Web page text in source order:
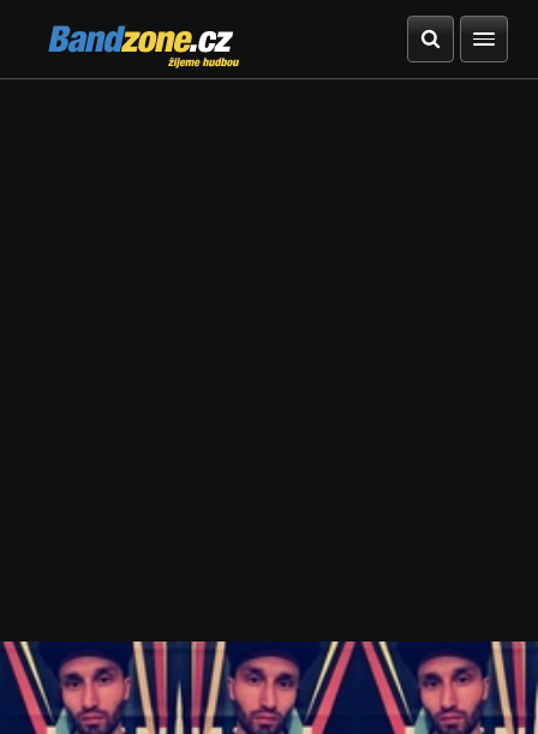
Bandzone.cz
žijeme hudbou